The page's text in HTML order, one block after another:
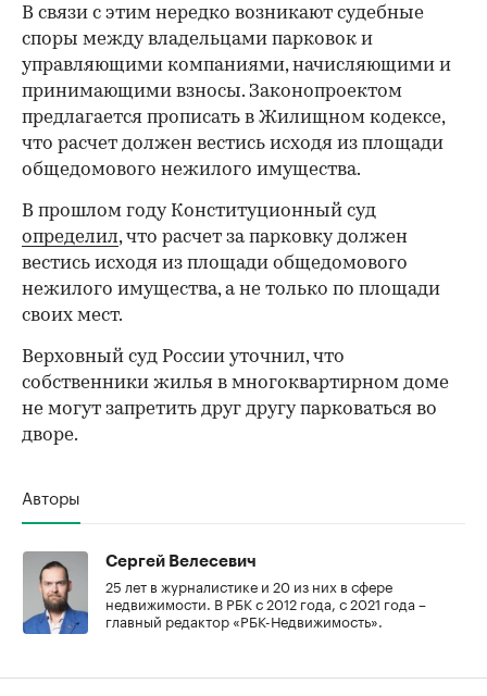
В связи с этим нередко возникают судебные
споры между владельцами парковок и
управляющими компаниями, начисляющими и
принимающими взносы. Законопроектом
предлагается прописать в Жилищном кодексе,
что расчет должен вестись исходя из площади
общедомового нежилого имущества.
В прошлом году Конституционный суд
определил, что расчет за парковку должен
вестись исходя из площади общедомового
нежилого имущества, а не только по площади
своих мест.
Верховный суд России уточнил, что
собственники жилья в многоквартирном доме
не могут запретить друг другу парковаться во
дворе.
Авторы
Сергей Велесевич
25 лет в журналистике и 20 из них в сфере
недвижимости. В РБК с 2012 года, с 2021 года –
главный редактор «РБК-Недвижимость».